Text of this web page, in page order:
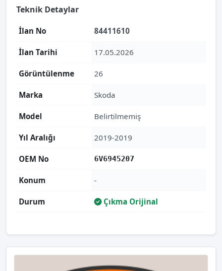
Teknik Detaylar
İlan No 84411610
İlan Tarihi 17.05.2026
Görüntülenme 26
Marka Skoda
Model Belirtilmemiş
Yıl Aralığı 2019-2019
OEM No 6V6945207
Konum -
Durum Çıkma Orijinal